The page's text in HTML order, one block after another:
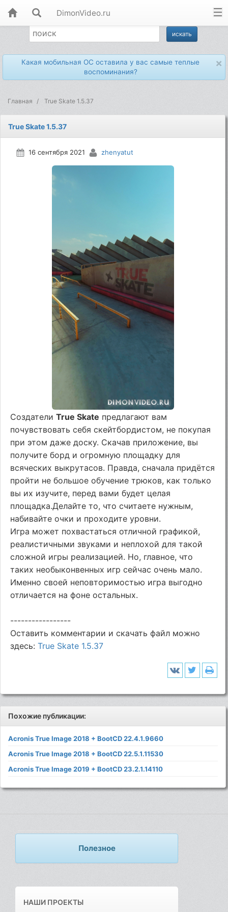
DimonVideo.ru
×
Какая мобильная ОС оставила у вас самые теплые
воспоминания?
Главная True Skate 1.5.37
True Skate 1.5.37
16 сентября 2021 zhenyatut
СоздателиTrue Skate предлагают вам
почувствовать себя скейтбордистом, не покупая
при этом даже доску. Скачав приложение, вы
получите борд и огромную площадку для
всяческих выкрутасов. Правда, сначала придётся
пройти не большое обучение трюков, как только
вы их изучите, перед вами будет целая
площадка.Делайте то, что считаете нужным,
набивайте очки и проходите уровни.
Игра может похвастаться отличной графикой,
реалистичными звуками и неплохой для такой
сложной игры реализацией. Но, главное, что
таких необыконвенных игр сейчас очень мало.
Именно своей неповторимостью игра выгодно
отличается на фоне остальных.
-----------------
Оставить комментарии и скачать файл можно
здесь:True Skate 1.5.37
Похожие публикации:
Acronis True Image 2018 + BootCD 22.4.1.9660
Acronis True Image 2018 + BootCD 22.5.1.11530
Acronis True Image 2019 + BootCD 23.2.1.14110
Полезное
НАШИ ПРОЕКТЫ